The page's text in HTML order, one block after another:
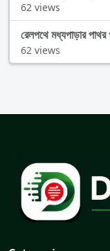
62 views
রেলপথে মধ্যপাড়ার
62 views